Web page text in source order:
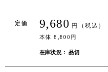
定価 9,680 円（税込）
本体 8,800円
在庫状況： 品切